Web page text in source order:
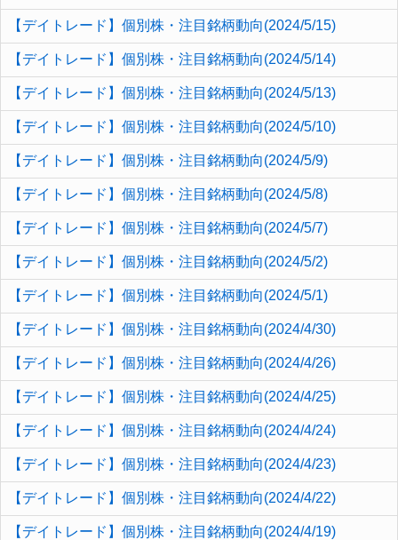
【デイトレード】個別株・注目銘柄動向(2024/5/15)
【デイトレード】個別株・注目銘柄動向(2024/5/14)
【デイトレード】個別株・注目銘柄動向(2024/5/13)
【デイトレード】個別株・注目銘柄動向(2024/5/10)
【デイトレード】個別株・注目銘柄動向(2024/5/9)
【デイトレード】個別株・注目銘柄動向(2024/5/8)
【デイトレード】個別株・注目銘柄動向(2024/5/7)
【デイトレード】個別株・注目銘柄動向(2024/5/2)
【デイトレード】個別株・注目銘柄動向(2024/5/1)
【デイトレード】個別株・注目銘柄動向(2024/4/30)
【デイトレード】個別株・注目銘柄動向(2024/4/26)
【デイトレード】個別株・注目銘柄動向(2024/4/25)
【デイトレード】個別株・注目銘柄動向(2024/4/24)
【デイトレード】個別株・注目銘柄動向(2024/4/23)
【デイトレード】個別株・注目銘柄動向(2024/4/22)
【デイトレード】個別株・注目銘柄動向(2024/4/19)